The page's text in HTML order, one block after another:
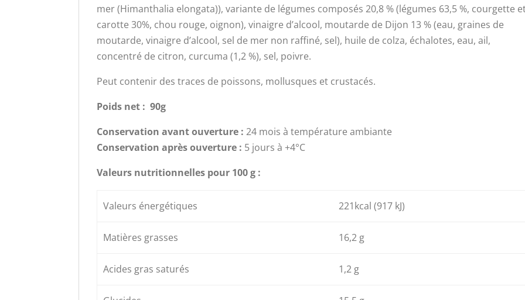
mer (Himanthalia elongata)), variante de légumes composés 20,8 % (légumes 63,5 %, courgette
carotte 30%, chou rouge, oignon), vinaigre d’alcool, moutarde de Dijon 13 % (eau, graines de
moutarde, vinaigre d’alcool, sel de mer non raffiné, sel), huile de colza, échalotes, eau, ail,
concentré de citron, curcuma (1,2 %), sel, poivre.
Peut contenir des traces de poissons, mollusques et crustacés.
Poids net : 90g
Conservation avant ouverture : 24 mois à température ambiante
Conservation après ouverture : 5 jours à +4°C
Valeurs nutritionnelles pour 100 g :
Valeurs énergétiques 221kcal (917 kJ)
Matières grasses 16,2 g
Acides gras saturés 1,2 g